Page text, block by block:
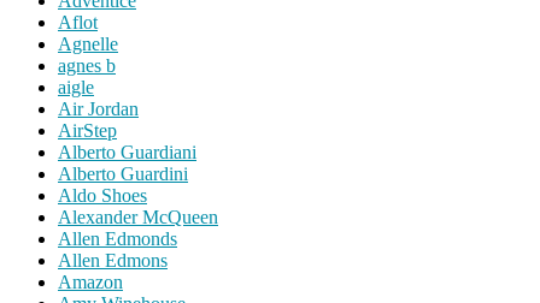
Aflot
Agnelle
agnes b
aigle
Air Jordan
AirStep
Alberto Guardiani
Alberto Guardini
Aldo Shoes
Alexander McQueen
Allen Edmonds
Allen Edmons
Amazon